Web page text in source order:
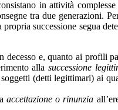
in attività
tra due generazioni.
successione segua
decesso e, quanto ai profili
allasuccessione
(detti legittimari) ai
accettazione o rinunzia